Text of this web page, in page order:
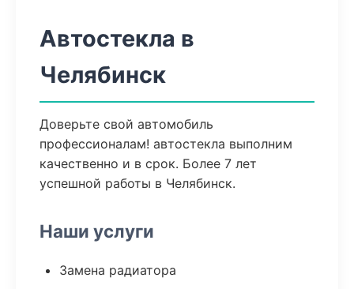
Автостекла в
Челябинск
Доверьте свой автомобиль
профессионалам! автостекла выполним
качественно и в срок. Более 7 лет
успешной работы в Челябинск.
Наши услуги
Замена радиатора